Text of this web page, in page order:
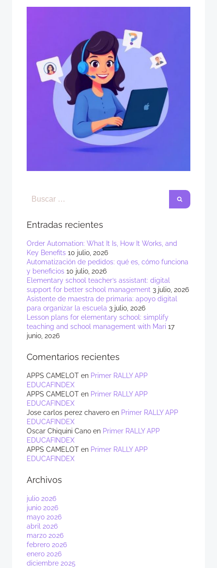
Entradas recientes
Order Automation: What It Is, How It Works, and
Key Benefits 10 julio, 2026
Automatización de pedidos: qué es, cómo funciona
y beneficios 10 julio, 2026
Elementary school teacher’s assistant: digital
support for better school management 3 julio, 2026
Asistente de maestra de primaria: apoyo digital
para organizar la escuela 3 julio, 2026
Lesson plans for elementary school: simplify
teaching and school management with Mari 17
junio, 2026
Comentarios recientes
APPS CAMELOT en Primer RALLY APP
EDUCAFINDEX
APPS CAMELOT en Primer RALLY APP
EDUCAFINDEX
Jose carlos perez chavero en Primer RALLY APP
EDUCAFINDEX
Oscar Chiquini Cano en Primer RALLY APP
EDUCAFINDEX
APPS CAMELOT en Primer RALLY APP
EDUCAFINDEX
Archivos
julio 2026
junio 2026
mayo 2026
abril 2026
marzo 2026
febrero 2026
enero 2026
diciembre 2025